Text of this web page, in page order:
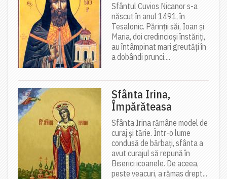
Sfântul Cuvios Nicanor s-a
născut în anul 1491, în
Tesalonic. Părinții săi, Ioan și
Maria, doi credincioși înstăriți,
au întâmpinat mari greutăți în
a dobândi prunci....
Sfânta Irina,
Împărăteasa
Sfânta Irina rămâne model de
curaj și tărie. Într-o lume
condusă de bărbați, sfânta a
avut curajul să repună în
Biserici icoanele. De aceea,
peste veacuri, a rămas drept...